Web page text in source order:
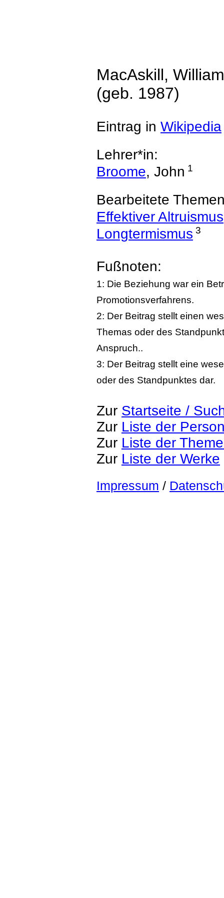
MacAskill, William
(geb. 1987)
Eintrag in Wikipedia
Lehrer*in:
Broome, John 1
Bearbeitete
Effektiver Altruismus
Longtermismus 3
Fußnoten:
1: Die Beziehung war ein
Promotionsverfahrens.
2: Der Beitrag stellt einen
Themas oder des
Anspruch..
3: Der Beitrag stellt eine
oder des Standpunktes dar.
Zur Startseite /
Zur Liste der
Zur Liste der
Zur Liste der Werke
Impressum /